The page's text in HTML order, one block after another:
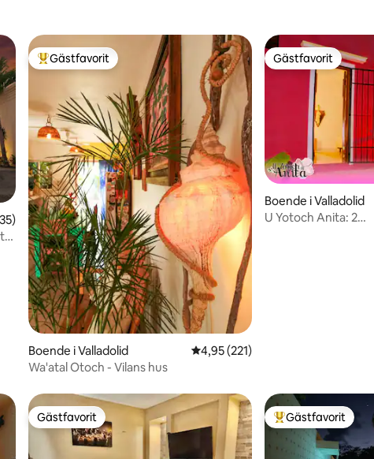
i genomsnittligt betyg, 235 omdömen
Populär gästfavorit
Gästfavorit
Boende i Valladolid 4,95 av 5 i genomsnittligt betyg,
4,95 (221)
Wa'atal Otoch - Vilans hus
Gästfavorit
Gästfavorit
Boende i Valladolid
U Yotoch Anita: 2
Gästfavorit
Gästfavorit Populär gästfavorit
Gästfavorit